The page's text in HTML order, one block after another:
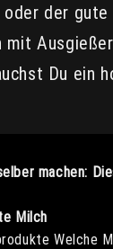
der
mit
Du ein
machen:
Milch
Welche